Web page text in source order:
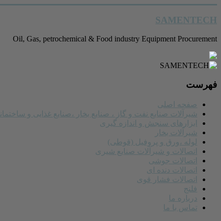
به
SAMENTECH
Oil, Gas, petrochemical & Food industry Equipment Procurement
فهرست
صفحه اصلی
شیرآلات صنایع نفت و گاز ، صنایع بخار ،صنایع غذایی و
ابزارهای سنجش و اندازه گیری
شیرآلات بخار
لوله ،ورق و پروفیل (قوطی)
اتصالات و شیرآلات صنایع شیری
اتصالات جوشی
اتصالات دنده ای
اتصالات فشار قوی
فلنج
درباره ما
تماس با ما